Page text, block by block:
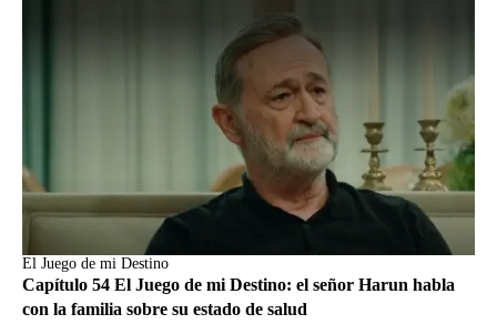
El Juego de mi Destino
Capítulo 54 El Juego de mi Destino: el señor Harun habla
con la familia sobre su estado de salud